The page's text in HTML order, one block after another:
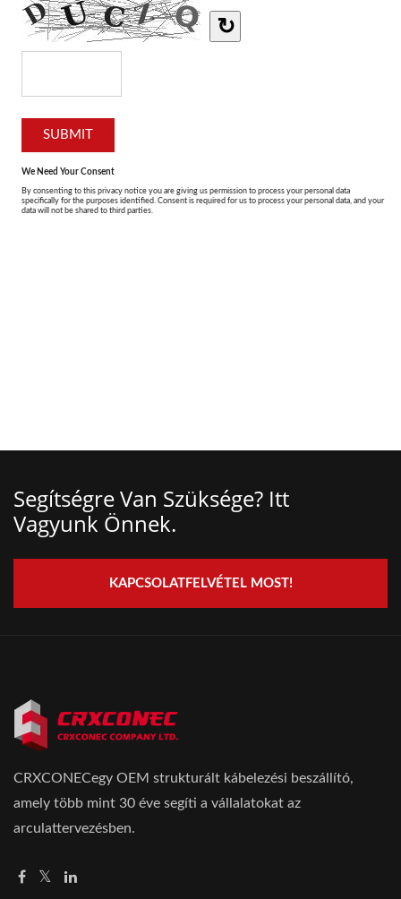
Segítségre Van Szüksége? Itt
Vagyunk Önnek.
KAPCSOLATFELVÉTEL MOST!
CRXCONECegy OEM strukturált kábelezési beszállító,
amely több mint 30 éve segíti a vállalatokat az
arculattervezésben.